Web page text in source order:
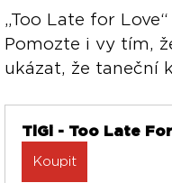
„Too Late for
Pomozte i vy tím,
ukázat, že taneční
TiGi - Too Late
Koupit